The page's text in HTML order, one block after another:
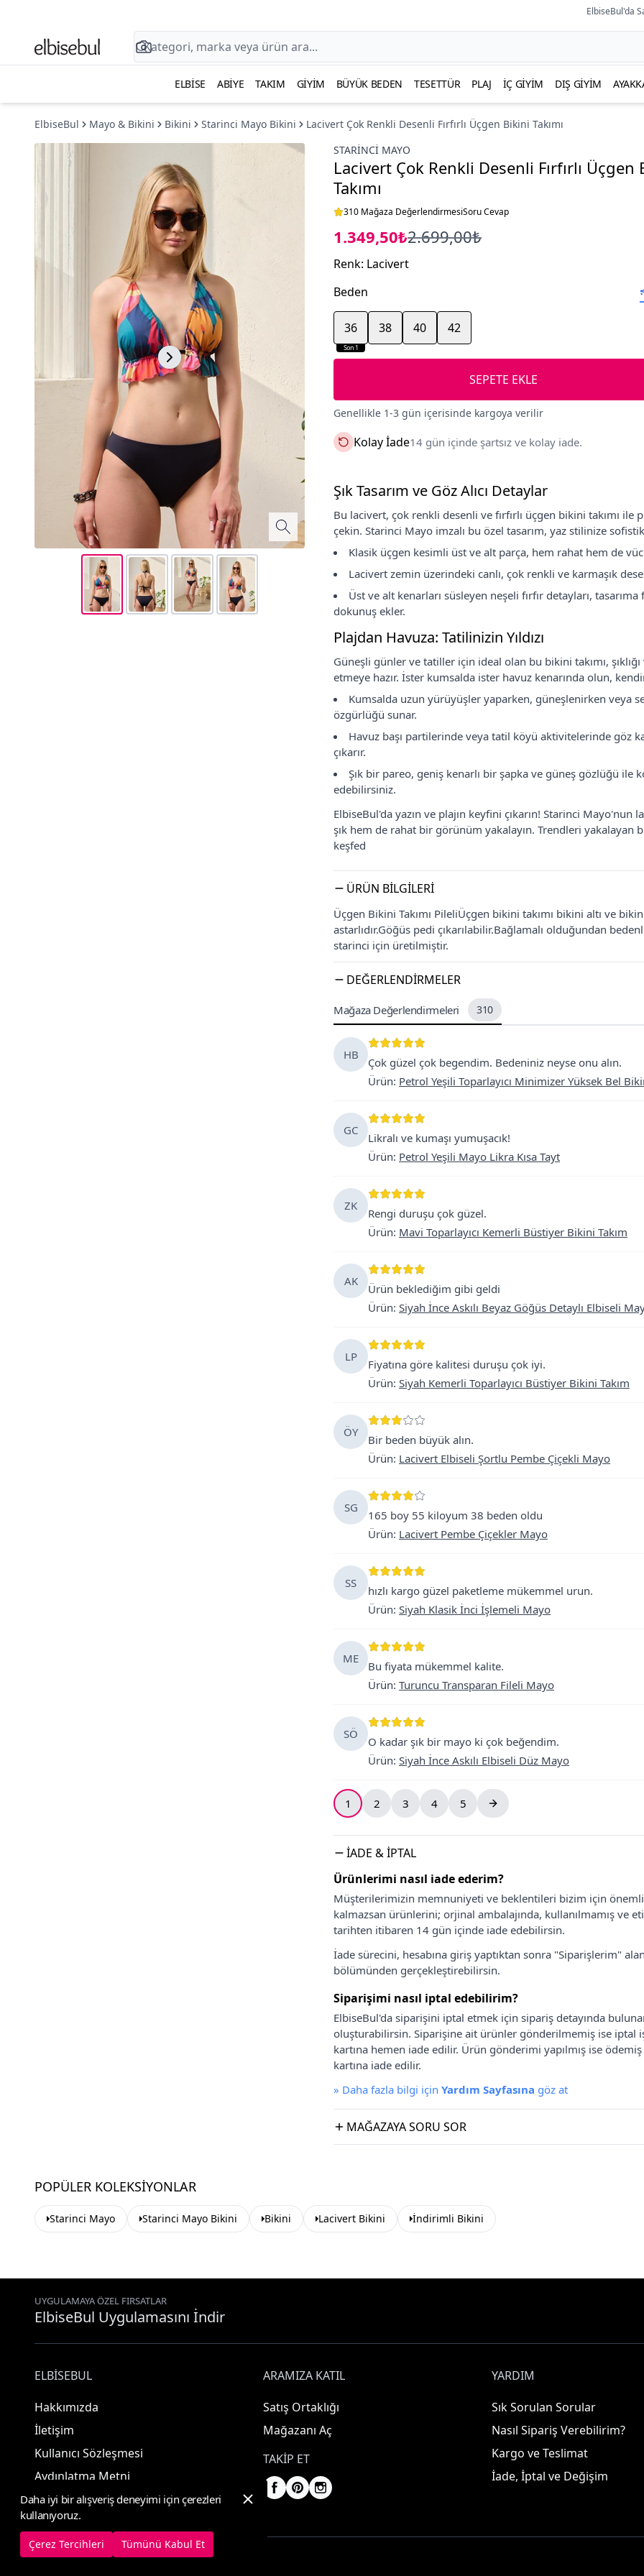
ElbiseBul'da
ELBISE ABIYE TAKIM GIYIM BÜYÜK BEDEN TESETTÜR PLAJ İÇ GIYIM DIŞ GIYIM
ElbiseBul Mayo & Bikini Bikini Starinci Mayo Bikini
Lacivert Çok Renkli Desenli Fırfırlı Üçgen Bikini Takımı
STARINCI MAYO
Lacivert Çok Renkli Desenli Fırfırlı Üçgen
Takımı
310 Mağaza DeğerlendirmesiSoru Cevap
1.349,50₺2.699,00₺
Renk: Lacivert
Beden
Son 1
36 38 40 42
SEPETE EKLE
Genellikle 1-3 gün içerisinde kargoya verilir
Kolay İade14 gün içinde şartsız ve kolay iade.
Şık Tasarım ve Göz Alıcı Detaylar
Bu lacivert, çok renkli desenli ve fırfırlı üçgen bikini takımı
çekin. Starinci Mayo imzalı bu özel tasarım, yaz stilinize
Klasik üçgen kesimli üst ve alt parça, hem rahat hem de
Lacivert zemin üzerindeki canlı, çok renkli ve karmaşık
Üst ve alt kenarları süsleyen neşeli fırfır detayları,
dokunuş ekler.
Plajdan Havuza: Tatilinizin Yıldızı
Güneşli günler ve tatiller için ideal olan bu bikini takımı,
etmeye hazır. İster kumsalda ister havuz kenarında olun,
Kumsalda uzun yürüyüşler yaparken, güneşlenirken veya
özgürlüğü sunar.
Havuz başı partilerinde veya tatil köyü aktivitelerinde göz
çıkarır.
Şık bir pareo, geniş kenarlı bir şapka ve güneş gözlüğü
edebilirsiniz.
ElbiseBul'da yazın ve plajın keyfini çıkarın! Starinci
şık hem de rahat bir görünüm yakalayın. Trendleri yakalayan
keşfed
ÜRÜN BILGILERI
Üçgen Bikini Takımı PileliÜçgen bikini takımı bikini altı ve
astarlıdır.Göğüs pedi çıkarılabilir.Bağlamalı olduğundan
starinci için üretilmiştir.
DEĞERLENDIRMELER
Mağaza Değerlendirmeleri 310
HB
Çok güzel çok begendim. Bedeniniz neyse onu alın.
Ürün: Petrol Yeşili Toparlayıcı Minimizer Yüksek Bel
GC
Likralı ve kumaşı yumuşacık!
Ürün: Petrol Yeşili Mayo Likra Kısa Tayt
ZK
Rengi duruşu çok güzel.
Ürün: Mavi Toparlayıcı Kemerli Büstiyer Bikini Takım
AK
Ürün beklediğim gibi geldi
Ürün: Siyah İnce Askılı Beyaz Göğüs Detaylı Elbiseli
LP
Fiyatına göre kalitesi duruşu çok iyi.
Ürün: Siyah Kemerli Toparlayıcı Büstiyer Bikini Takım
ÖY
Bir beden büyük alın.
Ürün: Lacivert Elbiseli Şortlu Pembe Çiçekli Mayo
SG
165 boy 55 kiloyum 38 beden oldu
Ürün: Lacivert Pembe Çiçekler Mayo
SS
hızlı kargo güzel paketleme mükemmel urun.
Ürün: Siyah Klasik İnci İşlemeli Mayo
ME
Bu fiyata mükemmel kalite.
Ürün: Turuncu Transparan Fileli Mayo
SÖ
O kadar şık bir mayo ki çok beğendim.
Ürün: Siyah İnce Askılı Elbiseli Düz Mayo
1 2 3 4 5
İADE & İPTAL
Ürünlerimi nasıl iade ederim?
Müşterilerimizin memnuniyeti ve beklentileri bizim için
kalmazsan ürünlerini; orjinal ambalajında, kullanılmamış ve
tarihten itibaren 14 gün içinde iade edebilirsin.
İade sürecini, hesabına giriş yaptıktan sonra "Siparişlerim"
bölümünden gerçekleştirebilirsin.
Siparişimi nasıl iptal edebilirim?
ElbiseBul'da siparişini iptal etmek için sipariş detayında
oluşturabilirsin. Siparişine ait ürünler gönderilmemiş ise iptal
kartına hemen iade edilir. Ürün gönderimi yapılmış ise
kartına iade edilir.
» Daha fazla bilgi için Yardım Sayfasına göz at
MAĞAZAYA SORU SOR
POPÜLER KOLEKSIYONLAR
Starinci Mayo Starinci Mayo Bikini Bikini Lacivert Bikini İndirimli Bikini
UYGULAMAYA ÖZEL FIRSATLAR
ElbiseBul Uygulamasını İndir
ELBISEBUL
Hakkımızda
İletişim
Kullanıcı Sözleşmesi
Aydınlatma Metni
ARAMIZA KATIL
Satış Ortaklığı
Mağazanı Aç
TAKIP ET
YARDIM
Sık Sorulan Sorular
Nasıl Sipariş Verebilirim?
Kargo ve Teslimat
İade, İptal ve Değişim
© 2025 ElbiseBul -Her Hakkı Saklıdır
Daha iyi bir alışveriş deneyimi için çerezleri
kullanıyoruz.
Çerez Tercihleri Tümünü Kabul Et